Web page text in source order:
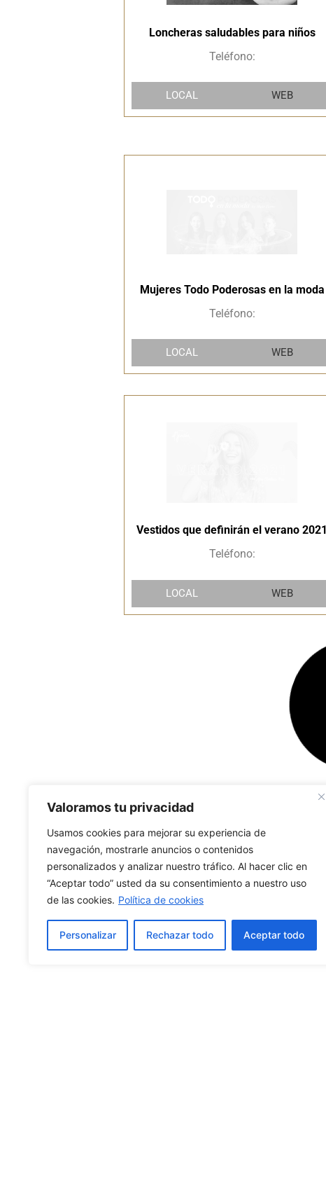
Valoramos tu privacidad
Usamos cookies para mejorar su experiencia de
navegación, mostrarle anuncios o contenidos
personalizados y analizar nuestro tráfico. Al hacer clic en
“Aceptar todo” usted da su consentimiento a nuestro uso
de las cookies. Política de cookies
Personalizar Rechazar todo Aceptar todo
Loncheras saludables para niños
Teléfono:
LOCAL WEB
Mujeres Todo Poderosas en la moda
Teléfono:
LOCAL WEB
Vestidos que definirán el verano 2021
Teléfono:
LOCAL WEB